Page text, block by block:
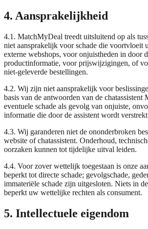
4. Aansprakelijkheid
4.1. MatchMyDeal treedt uitsluitend op als
niet aansprakelijk voor schade die voortvloeit
externe webshops, voor onjuistheden in door
productinformatie, voor prijswijzigingen, of
niet-geleverde bestellingen.
4.2. Wij zijn niet aansprakelijk voor
basis van de antwoorden van de chatassistent
eventuele schade als gevolg van onjuiste,
informatie die door de assistent wordt
4.3. Wij garanderen niet de ononderbroken
website of chatassistent. Onderhoud,
oorzaken kunnen tot tijdelijke uitval leiden.
4.4. Voor zover wettelijk toegestaan is onze
beperkt tot directe schade; gevolgschade,
immateriële schade zijn uitgesloten. Niets in
beperkt uw wettelijke rechten als consument.
5. Intellectuele eigendom